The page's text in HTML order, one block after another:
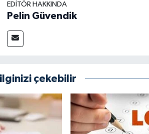
EDITÖR HAKKINDA
Pelin Güvendik
çekebilir